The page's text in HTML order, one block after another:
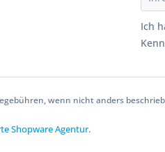
Ich
wenn nicht anders
Shopware Agentur.